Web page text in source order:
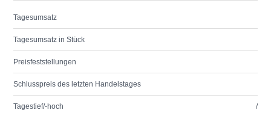
Tagesumsatz
Tagesumsatz in Stück
Preisfeststellungen
Schlusspreis des letzten Handelstages
Tagestief/-hoch /